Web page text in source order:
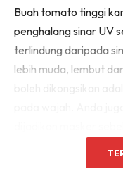
Buah tomato tinggi
penghalang sinar UV
terlindung daripada
lebih muda, lembut